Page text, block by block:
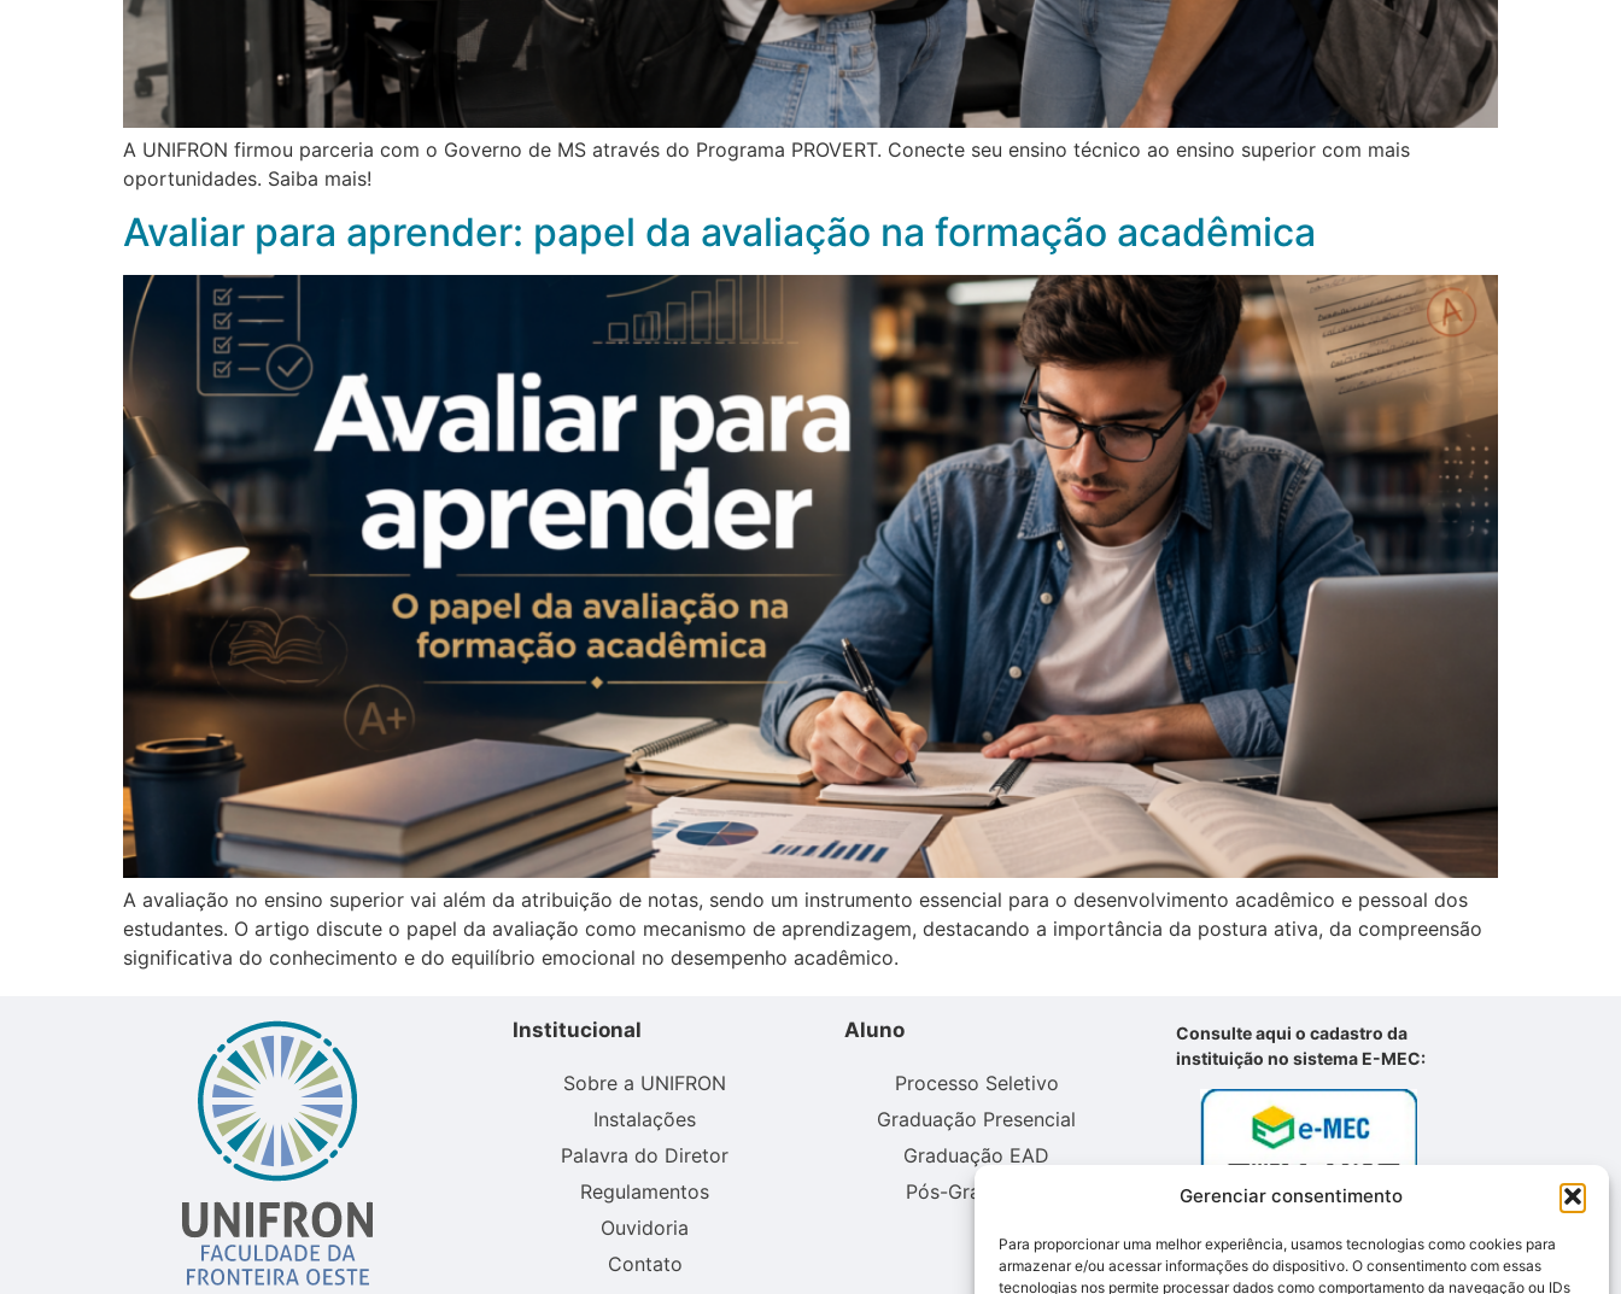
Gerenciar consentimento
Para proporcionar uma melhor experiência, usamos tecnologias como cookies para
armazenar e/ou acessar informações do dispositivo. O consentimento com essas
tecnologias nos permite processar dados como comportamento da navegação ou IDs
A UNIFRON firmou parceria com o Governo de MS através do Programa PROVERT. Conecte seu ensino técnico ao ensino superior com mais
oportunidades. Saiba mais!
Avaliar para aprender: papel da avaliação na formação acadêmica
A avaliação no ensino superior vai além da atribuição de notas, sendo um instrumento essencial para o desenvolvimento acadêmico e pessoal dos
estudantes. O artigo discute o papel da avaliação como mecanismo de aprendizagem, destacando a importância da postura ativa, da compreensão
significativa do conhecimento e do equilíbrio emocional no desempenho acadêmico.
Institucional
Sobre a UNIFRON
Instalações
Palavra do Diretor
Regulamentos
Ouvidoria
Contato
Aluno
Processo Seletivo
Graduação Presencial
Graduação EAD
Pós-Graduação
Consulte aqui o cadastro da
instituição no sistema E-MEC: